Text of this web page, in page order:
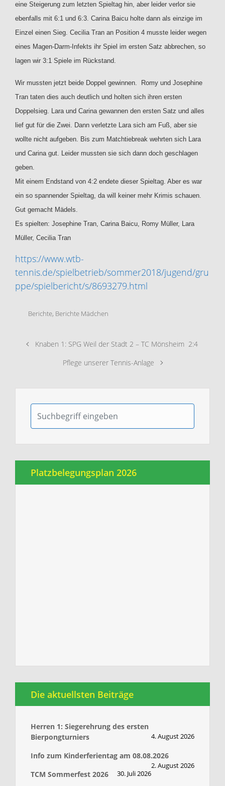
eine Steigerung zum letzten Spieltag hin, aber leider verlor sie
ebenfalls mit 6:1 und 6:3. Carina Baicu holte dann als einzige im
Einzel einen Sieg. Cecilia Tran an Position 4 musste leider wegen
eines Magen-Darm-Infekts ihr Spiel im ersten Satz abbrechen, so
lagen wir 3:1 Spiele im Rückstand.
Wir mussten jetzt beide Doppel gewinnen. Romy und Josephine
Tran taten dies auch deutlich und holten sich ihren ersten
Doppelsieg. Lara und Carina gewannen den ersten Satz und alles
lief gut für die Zwei. Dann verletzte Lara sich am Fuß, aber sie
wollte nicht aufgeben. Bis zum Matchtiebreak wehrten sich Lara
und Carina gut. Leider mussten sie sich dann doch geschlagen
geben.
Mit einem Endstand von 4:2 endete dieser Spieltag. Aber es war
ein so spannender Spieltag, da will keiner mehr Krimis schauen.
Gut gemacht Mädels.
Es spielten: Josephine Tran, Carina Baicu, Romy Müller, Lara
Müller, Cecilia Tran
https://www.wtb-
tennis.de/spielbetrieb/sommer2018/jugend/gru
ppe/spielbericht/s/8693279.html
Berichte, Berichte Mädchen
Knaben 1: SPG Weil der Stadt 2 – TC Mönsheim 2:4
Pflege unserer Tennis-Anlage
Platzbelegungsplan 2026
Die aktuellsten Beiträge
Herren 1: Siegerehrung des ersten
Bierpongturniers
4. August 2026
Info zum Kinderferientag am 08.08.2026
2. August 2026
TCM Sommerfest 2026 30. Juli 2026